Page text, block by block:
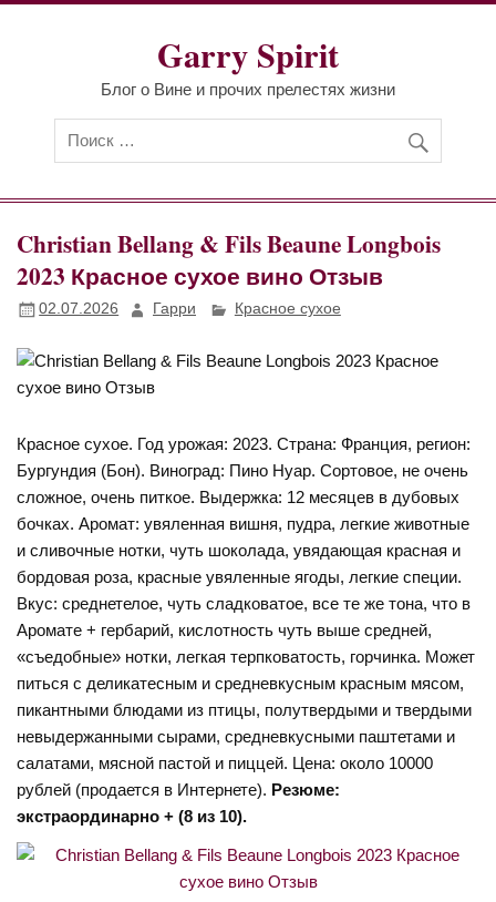
Перейти
Garry Spirit
Блог о Вине и прочих прелестях жизни
Christian Bellang & Fils Beaune Longbois
2023 Красное сухое вино Отзыв
02.07.2026 Гарри Красное сухое
Красное сухое. Год урожая: 2023. Страна: Франция, регион:
Бургундия (Бон). Виноград: Пино Нуар. Сортовое, не очень
сложное, очень питкое. Выдержка: 12 месяцев в дубовых
бочках. Аромат: увяленная вишня, пудра, легкие животные
и сливочные нотки, чуть шоколада, увядающая красная и
бордовая роза, красные увяленные ягоды, легкие специи.
Вкус: среднетелое, чуть сладковатое, все те же тона, что в
Аромате + гербарий, кислотность чуть выше средней,
«съедобные» нотки, легкая терпковатость, горчинка. Может
питься с деликатесным и средневкусным красным мясом,
пикантными блюдами из птицы, полутвердыми и твердыми
невыдержанными сырами, средневкусными паштетами и
салатами, мясной пастой и пиццей. Цена: около 10000
рублей (продается в Интернете). Резюме:
экстраординарно + (8 из 10).